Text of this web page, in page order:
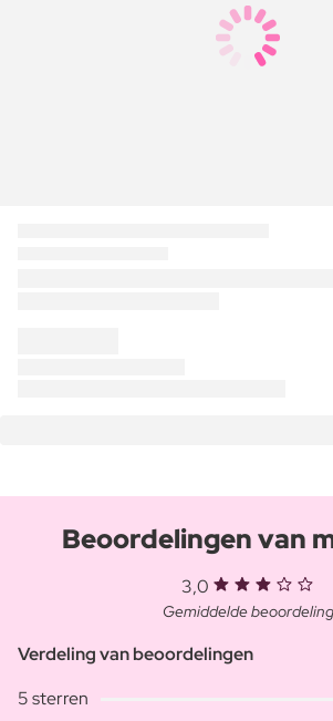
Beoordelingen van
3,0
Gemiddelde beoordeling
Verdeling van beoordelingen
5 sterren